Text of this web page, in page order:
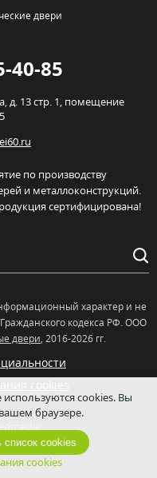
двери
40-85
д. 13 стр. 1, помещение
по производству
и металлоконструкций.
сертифицирована!
характер и не
кодекса РФ. OOO
двери, 2016-2026 гг.
используются cookies. Вы
браузере.
список cookies
cookies